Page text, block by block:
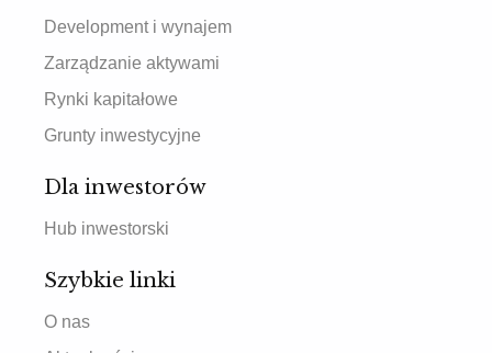
Development i wynajem
Zarządzanie aktywami
Rynki kapitałowe
Grunty inwestycyjne
Dla inwestorów
Hub inwestorski
Szybkie linki
O nas